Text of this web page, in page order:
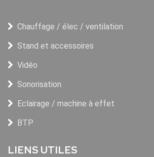
Chauffage / élec / ventilation
Stand et accessoires
Vidéo
Sonorisation
Eclairage / machine à effet
BTP
LIENS UTILES